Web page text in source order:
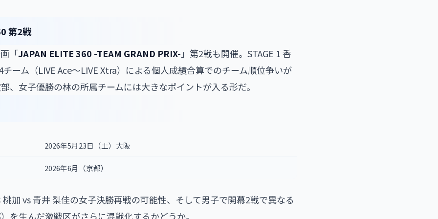
第2戦
「JAPAN ELITE 360 -TEAM GRAND PRIX- 」第2戦も開催。STAGE 1 香
ーム（LIVE Ace〜LIVE Xtra）による個人成績合算でのチーム順位争いが
、女子優勝の林の所属チームには大きなポイントが入る形だ。
2026年5月23日（土）大阪
2026年6月（京都）
加 vs 青井 梨佳の女子決勝再戦の可能性、そして男子で開幕2戦で異なる
を生んだ激戦区がさらに混戦化するかどうか。